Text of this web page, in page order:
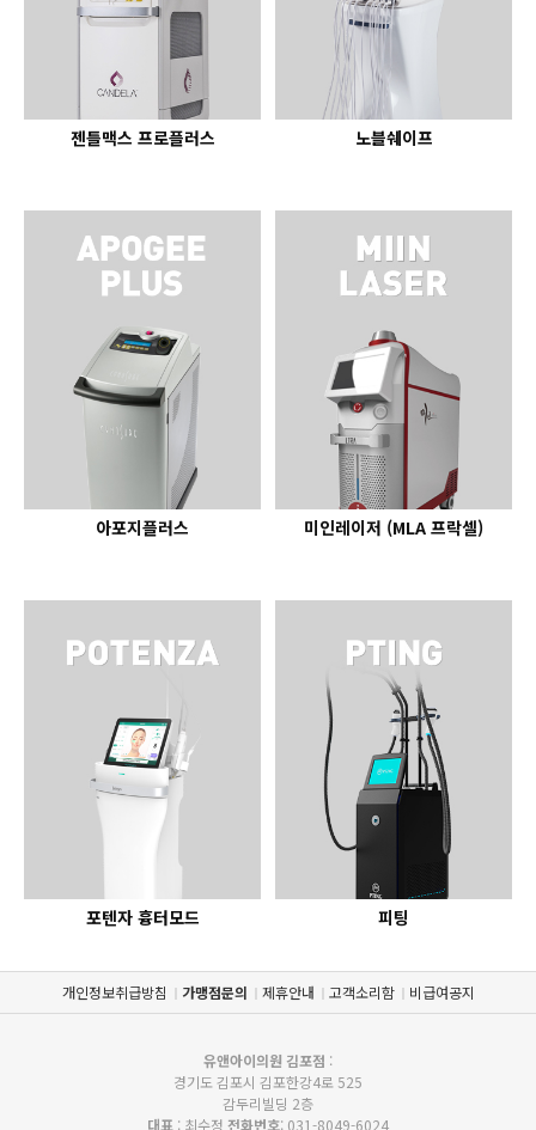
젠틀맥스 프로플러스 노블쉐이프
아포지플러스 미인레이저 (MLA 프락셀)
포텐자 흉터모드 피팅
개인정보취급방침 가맹점문의 제휴안내 고객소리함 비급여공지
유앤아이의원 김포점 :
경기도 김포시 김포한강4로 525
감두리빌딩 2층
대표 : 최수정 전화번호: 031-8049-6024